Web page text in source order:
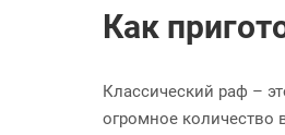
Как
Классический раф –
огромное количество